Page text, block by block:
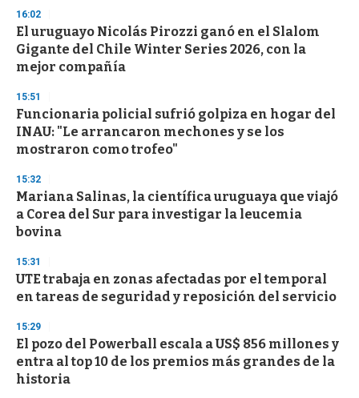
3
s
e
c
o
d
s
16:02
El uruguayo Nicolás Pirozzi ganó en el Slalom
Gigante del Chile Winter Series 2026, con la
mejor compañía
15:51
Funcionaria policial sufrió golpiza en hogar del
INAU: "Le arrancaron mechones y se los
mostraron como trofeo"
15:32
Mariana Salinas, la científica uruguaya que viajó
a Corea del Sur para investigar la leucemia
bovina
15:31
UTE trabaja en zonas afectadas por el temporal
en tareas de seguridad y reposición del servicio
15:29
El pozo del Powerball escala a US$ 856 millones y
entra al top 10 de los premios más grandes de la
historia